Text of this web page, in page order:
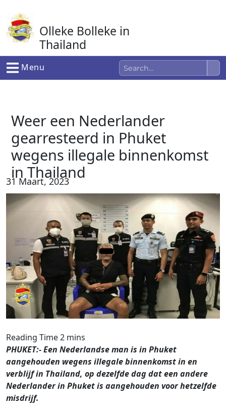
naar
de
inhoud
Olleke Bolleke in
Thailand
In Thailand
Menu
Weer een Nederlander
gearresteerd in Phuket
wegens illegale binnenkomst
in Thailand
31 Maart, 2023
PHUKET:- Een Nederlandse man is in Phuket
aangehouden wegens illegale binnenkomst in en
verblijf in Thailand, op dezelfde dag dat een andere
Nederlander in Phuket is aangehouden voor hetzelfde
misdrijf.